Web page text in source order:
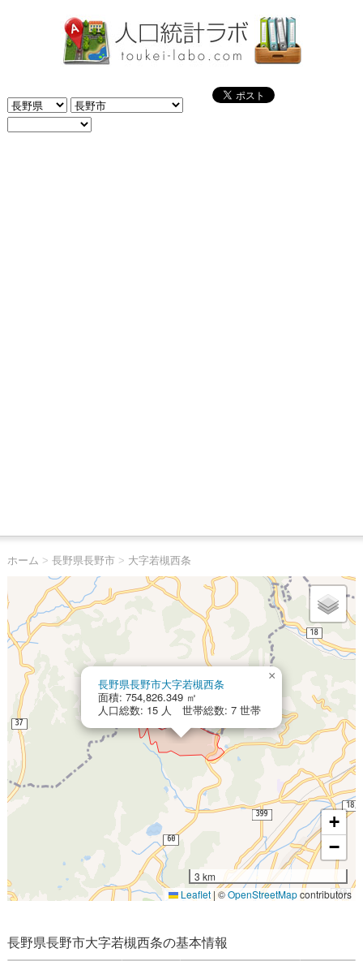
ホーム > 長野県長野市> 大字若槻西条
長野県長野市大字若槻西条
面積: 754,826.349 ㎡
人口総数: 15 人 世帯総数: 7 世帯
×
+
−
3 km
Leaflet | ©OpenStreetMapcontributors
長野県長野市大字若槻西条の基本情報